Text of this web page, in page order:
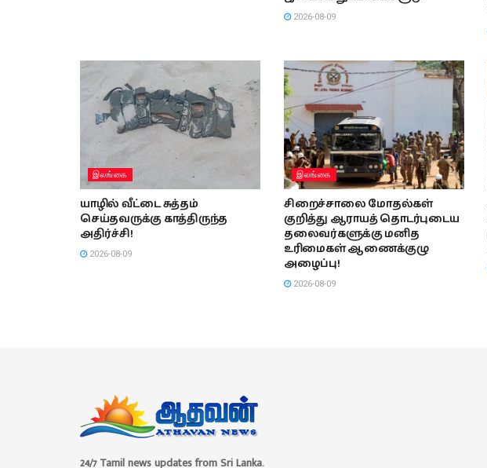
2026-08-09
இலங்கை
யாழில் வீட்டை சுத்தம்
செய்தவருக்கு காத்திருந்த
அதிர்ச்சி!
2026-08-09
இலங்கை
சிறைச்சாலை மோதல்கள்
குறித்து ஆராயத் தொடர்புடைய
தலைவர்களுக்கு மனித
உரிமைகள் ஆணைக்குழு
அழைப்பு!
2026-08-09
24/7 Tamil news updates from Sri Lanka.